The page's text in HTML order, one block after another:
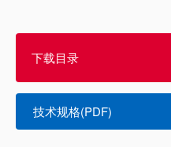
下载目录
技术规格(PDF)